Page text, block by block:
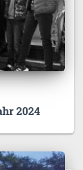
2024